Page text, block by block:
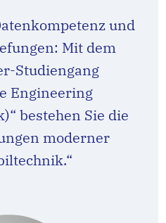
und
Mit dem
Studiengang
Engineering
bestehen Sie die
moderner